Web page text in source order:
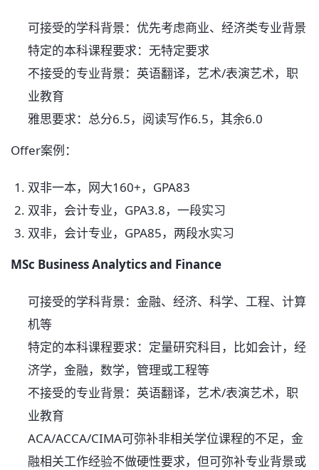
可接受的学科背景：优先考虑商业、经济类专业背景
特定的本科课程要求：无特定要求
不接受的专业背景：英语翻译，艺术/表演艺术，职
业教育
雅思要求：总分6.5，阅读写作6.5，其余6.0
Offer案例：
双非一本，网大160+，GPA83
双非，会计专业，GPA3.8，一段实习
双非，会计专业，GPA85，两段水实习
MSc Business Analytics and Finance
可接受的学科背景：金融、经济、科学、工程、计算
机等
特定的本科课程要求：定量研究科目，比如会计，经
济学，金融，数学，管理或工程等
不接受的专业背景：英语翻译，艺术/表演艺术，职
业教育
ACA/ACCA/CIMA可弥补非相关学位课程的不足，金
融相关工作经验不做硬性要求，但可弥补专业背景或